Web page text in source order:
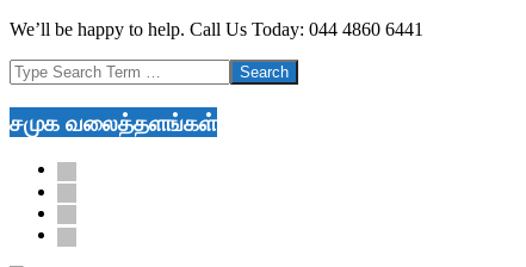
Skip
content
We’ll be happy to help. Call Us Today: 044 4860 6441
Search
சமுக வலைத்தளங்கள்
facebook
twitter
youtube
google